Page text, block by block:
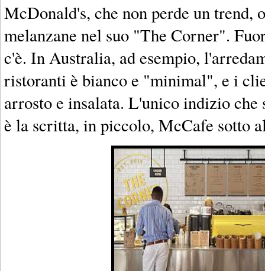
McDonald's, che non perde un trend,
melanzane nel suo "The Corner".
c'è. In Australia, ad esempio,
ristoranti è bianco e "minimal", e i
arrosto e insalata. L'unico indizio
è la scritta, in piccolo, McCafe sotto